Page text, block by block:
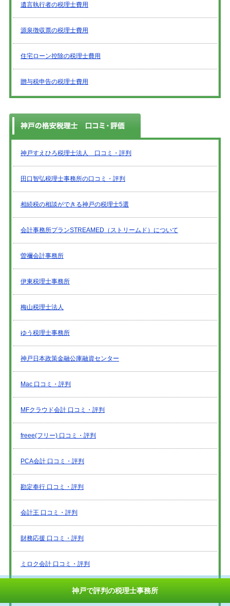
遺言執行者の税理士費用
源泉徴収票の税理士費用
住宅ローン控除の税理士費用
贈与税申告の税理士費用
神戸すえひろ税理士法人 口コミ・評判
田口智弘税理士事務所の口コミ・評判
相続税の相談ができる神戸の税理士5選
会計事務所プランSTREAMED（ストリームド）について
曽禰会計事務所
伊東税理士事務所
梅山税理士法人
ゆう税理士事務所
神戸日本政策金融公庫融資センター
Mac 口コミ・評判
MFクラウド会計 口コミ・評判
freee(フリー) 口コミ・評判
PCA会計 口コミ・評判
勘定奉行 口コミ・評判
会計王 口コミ・評判
財務応援 口コミ・評判
ミロク会計 口コミ・評判
神戸で評判の税理士事務所